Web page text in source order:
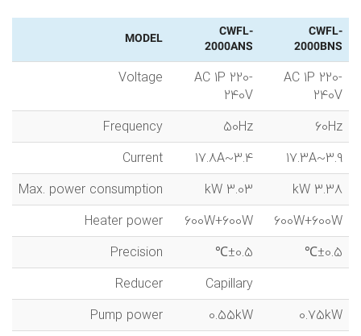
CWFL-
2000BNS
CWFL-
2000ANS
MODEL
AC 1P 220-
240V
AC 1P 220-
240V
Voltage
60Hz
50Hz
Frequency
3.9~17.3A
3.4~17.8A
Current
3.38 kW
3.03 kW
Max. power consumption
600W+600W
600W+600W
Heater power
±0.5℃
±0.5℃
Precision
Capillary
Reducer
0.75kW
0.55kW
Pump power